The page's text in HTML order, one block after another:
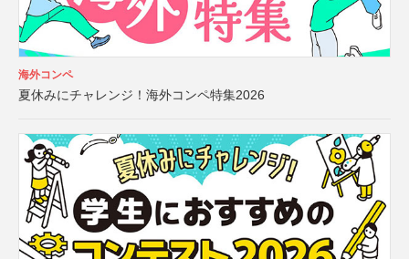
海外コンペ
夏休みにチャレンジ！海外コンペ特集2026